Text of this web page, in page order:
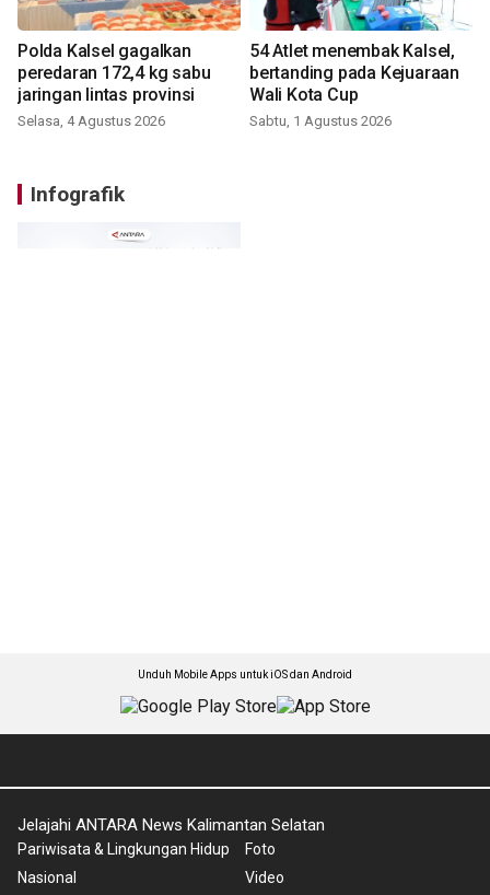
Polda Kalsel gagalkan
peredaran 172,4 kg sabu
jaringan lintas provinsi
Selasa, 4 Agustus 2026
54 Atlet menembak Kalsel,
bertanding pada Kejuaraan
Wali Kota Cup
Sabtu, 1 Agustus 2026
Infografik
Unduh Mobile Apps untuk iOS dan Android
Jelajahi ANTARA News Kalimantan Selatan
Pariwisata & Lingkungan Hidup
Nasional
Foto
Video